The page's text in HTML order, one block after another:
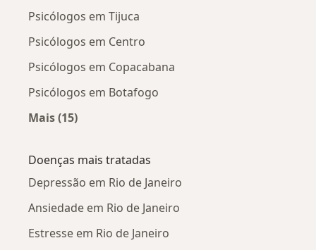
Psicólogos em Tijuca
Psicólogos em Centro
Psicólogos em Copacabana
Psicólogos em Botafogo
Mais (15)
Doenças mais tratadas
Depressão em Rio de Janeiro
Ansiedade em Rio de Janeiro
Estresse em Rio de Janeiro